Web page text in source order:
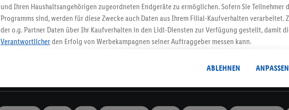
Newsletter
Melde dich zum Lidl Newsletter an & sichere dir dein
und Ihren Haushaltsangehörigen zugeordneten Endgeräte zu ermöglichen. Sofern Sie Teilnehmer
Programms sind, werden für diese Zwecke auch Daten aus Ihrem Filial-Kaufverhalten verarbeitet.
der o.g. Partner Daten über Ihr Kaufverhalten in den Lidl-Diensten zur Verfügung gestellt, damit
Verantwortlicherden Erfolg von Werbekampagnen seiner Auftraggeber messen kann.
angereicherten Profilen. Dies umfasst die Zusammenführung von Daten (z.B. über Ihre Nutzung
Kaufverhalten in den Lidl-Diensten, Informationen aus Ihrem Kundenkonto - z.B. Alter oder
genauen Standortdaten) auch über verschiedene Endgeräte und Lidl-Dienste hinweg
ABLEHNEN ANPASSEN